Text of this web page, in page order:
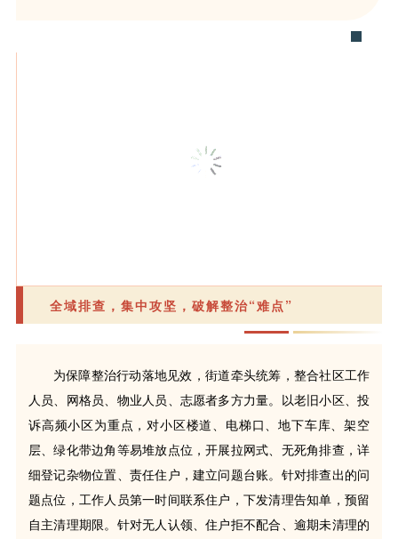
全域排查，集中攻坚，破解整治“难点”
为保障整治行动落地见效，街道牵头统筹，整合社区工作
人员、网格员、物业人员、志愿者多方力量。以老旧小区、投
诉高频小区为重点，对小区楼道、电梯口、地下车库、架空
层、绿化带边角等易堆放点位，开展拉网式、无死角排查，详
细登记杂物位置、责任住户，建立问题台账。针对排查出的问
题点位，工作人员第一时间联系住户，下发清理告知单，预留
自主清理期限。针对无人认领、住户拒不配合、逾期未清理的